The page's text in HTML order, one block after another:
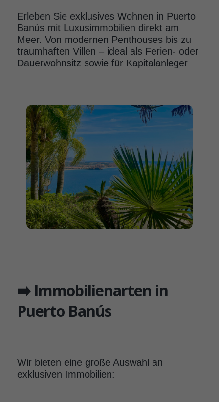
Erleben Sie exklusives Wohnen in Puerto
Banús mit Luxusimmobilien direkt am
Meer. Von modernen Penthouses bis zu
traumhaften Villen – ideal als Ferien- oder
Dauerwohnsitz sowie für Kapitalanleger
➡️ Immobilienarten in
Puerto Banús
Wir bieten eine große Auswahl an
exklusiven Immobilien: